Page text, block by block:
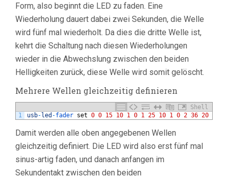
Form, also beginnt die LED zu faden. Eine
Wiederholung dauert dabei zwei Sekunden, die Welle
wird fünf mal wiederholt. Da dies die dritte Welle ist,
kehrt die Schaltung nach diesen Wiederholungen
wieder in die Abwechslung zwischen den beiden
Helligkeiten zurück, diese Welle wird somit gelöscht.
Mehrere Wellen gleichzeitig definieren
Shell
1
usb- led -fader set 0 0 15 10 1 0 1 25 10 1 0 2 36 20
Damit werden alle oben angegebenen Wellen
gleichzeitig definiert. Die LED wird also erst fünf mal
sinus-artig faden, und danach anfangen im
Sekundentakt zwischen den beiden